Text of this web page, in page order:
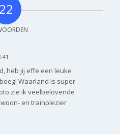
22
heb jij effe een leuke
Waarland is super
zie ik veelbelovende
en trainplezier